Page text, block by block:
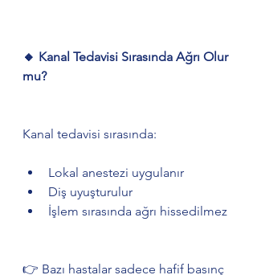
🔸 Kanal Tedavisi Sırasında Ağrı Olur
mu?
Kanal tedavisi sırasında:
Lokal anestezi uygulanır
Diş uyuşturulur
İşlem sırasında ağrı hissedilmez
👉 Bazı hastalar sadece hafif basınç